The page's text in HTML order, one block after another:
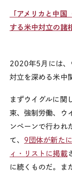
「アメリカと中
する米中対立の
2020年5 月には
対立を深める米中
まずウイグルに関
束、強制労働、ウ
ンペーンで行われ
て、 9 団体が新た
ィ・リストに掲載
に続くものだ。ま